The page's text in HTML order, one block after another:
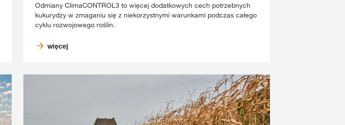
Odmiany ClimaCONTROL3 to więcej dodatkowych cech potrzebnych
kukurydzy w zmaganiu się z niekorzystnymi warunkami podczas całego
cyklu rozwojowego roślin.
więcej